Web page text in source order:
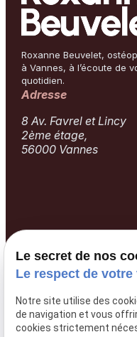
Roxanne Beuvelet,
à Vannes, à l’écoute de
quotidien.
Adresse
8 Av. Favrel et Lincy
2ème étage,
56000 Vannes
Le secret de nos
Le respect de votre
Notre site utilise des
de navigation et vous
cookies strictement